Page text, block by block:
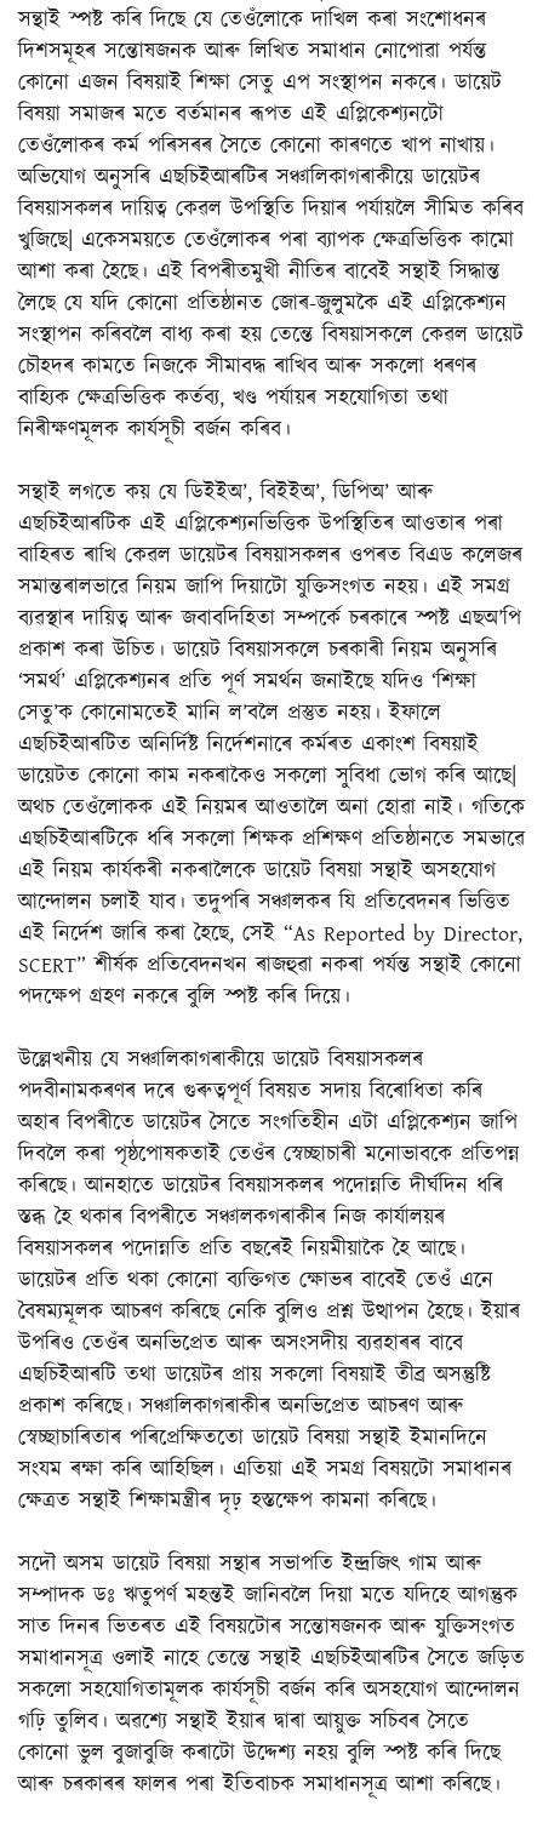
সন্থাই স্পষ্ট কৰি দিছে যে তেওঁলোকে দাখিল কৰা সংশোধনৰ
দিশসমূহৰ সন্তোষজনক আৰু লিখিত সমাধান নোপোৱা পৰ্যন্ত
কোনো এজন বিষয়াই শিক্ষা সেতু এপ সংস্থাপন নকৰে। ডায়েট
বিষয়া সমাজৰ মতে বৰ্তমানৰ ৰূপত এই এপ্লিকেশ্যনটো
তেওঁলোকৰ কৰ্ম পৰিসৰৰ সৈতে কোনো কাৰণতে খাপ নাখায়।
অভিযোগ অনুসৰি এছচিইআৰটিৰ সঞ্চালিকাগৰাকীয়ে ডায়েটৰ
বিষয়াসকলৰ দায়িত্ব কেৱল উপস্থিতি দিয়াৰ পৰ্যায়লৈ সীমিত কৰিব
খুজিছে| একেসময়তে তেওঁলোকৰ পৰা ব্যাপক ক্ষেত্ৰভিত্তিক কামো
আশা কৰা হৈছে। এই বিপৰীতমুখী নীতিৰ বাবেই সন্থাই সিদ্ধান্ত
লৈছে যে যদি কোনো প্ৰতিষ্ঠানত জোৰ-জুলুমকৈ এই এপ্লিকেশ্যন
সংস্থাপন কৰিবলৈ বাধ্য কৰা হয় তেন্তে বিষয়াসকলে কেৱল ডায়েট
চৌহদৰ কামতে নিজকে সীমাবদ্ধ ৰাখিব আৰু সকলো ধৰণৰ
বাহ্যিক ক্ষেত্ৰভিত্তিক কৰ্তব্য, খণ্ড পৰ্যায়ৰ সহযোগিতা তথা
নিৰীক্ষণমূলক কাৰ্যসূচী বৰ্জন কৰিব।
সন্থাই লগতে কয় যে ডিইইঅ’, বিইইঅ’, ডিপিঅ’ আৰু
এছচিইআৰটিক এই এপ্লিকেশ্যনভিত্তিক উপস্থিতিৰ আওতাৰ পৰা
বাহিৰত ৰাখি কেৱল ডায়েটৰ বিষয়াসকলৰ ওপৰত বিএড কলেজৰ
সমান্তৰালভাৱে নিয়ম জাপি দিয়াটো যুক্তিসংগত নহয়। এই সমগ্ৰ
ব্যৱস্থাৰ দায়িত্ব আৰু জবাবদিহিতা সম্পৰ্কে চৰকাৰে স্পষ্ট এছঅ’পি
প্ৰকাশ কৰা উচিত। ডায়েট বিষয়াসকলে চৰকাৰী নিয়ম অনুসৰি
‘সমৰ্থ’ এপ্লিকেশ্যনৰ প্ৰতি পূৰ্ণ সমৰ্থন জনাইছে যদিও ‘শিক্ষা
সেতু’ক কোনোমতেই মানি ল’বলৈ প্ৰস্তুত নহয়। ইফালে
এছচিইআৰটিত অনিৰ্দিষ্ট নিৰ্দেশনাৰে কৰ্মৰত একাংশ বিষয়াই
ডায়েটত কোনো কাম নকৰাকৈও সকলো সুবিধা ভোগ কৰি আছে|
অথচ তেওঁলোকক এই নিয়মৰ আওতালৈ অনা হোৱা নাই। গতিকে
এছচিইআৰটিকে ধৰি সকলো শিক্ষক প্ৰশিক্ষণ প্ৰতিষ্ঠানতে সমভাৱে
এই নিয়ম কাৰ্যকৰী নকৰালৈকে ডায়েট বিষয়া সন্থাই অসহযোগ
আন্দোলন চলাই যাব। তদুপৰি সঞ্চালকৰ যি প্ৰতিবেদনৰ ভিত্তিত
এই নিৰ্দেশ জাৰি কৰা হৈছে, সেই “As Reported by Director,
SCERT” শীৰ্ষক প্ৰতিবেদনখন ৰাজহুৱা নকৰা পৰ্যন্ত সন্থাই কোনো
পদক্ষেপ গ্ৰহণ নকৰে বুলি স্পষ্ট কৰি দিয়ে।
উল্লেখনীয় যে সঞ্চালিকাগৰাকীয়ে ডায়েট বিষয়াসকলৰ
পদবীনামকৰণৰ দৰে গুৰুত্বপূৰ্ণ বিষয়ত সদায় বিৰোধিতা কৰি
অহাৰ বিপৰীতে ডায়েটৰ সৈতে সংগতিহীন এটা এপ্লিকেশ্যন জাপি
দিবলৈ কৰা পৃষ্ঠপোষকতাই তেওঁৰ স্বেচ্ছাচাৰী মনোভাবকে প্ৰতিপন্ন
কৰিছে। আনহাতে ডায়েটৰ বিষয়াসকলৰ পদোন্নতি দীৰ্ঘদিন ধৰি
স্তব্ধ হৈ থকাৰ বিপৰীতে সঞ্চালকগৰাকীৰ নিজ কাৰ্যালয়ৰ
বিষয়াসকলৰ পদোন্নতি প্ৰতি বছৰেই নিয়মীয়াকৈ হৈ আছে।
ডায়েটৰ প্ৰতি থকা কোনো ব্যক্তিগত ক্ষোভৰ বাবেই তেওঁ এনে
বৈষম্যমূলক আচৰণ কৰিছে নেকি বুলিও প্ৰশ্ন উত্থাপন হৈছে। ইয়াৰ
উপৰিও তেওঁৰ অনভিপ্ৰেত আৰু অসংসদীয় ব্যৱহাৰৰ বাবে
এছচিইআৰটি তথা ডায়েটৰ প্ৰায় সকলো বিষয়াই তীব্ৰ অসন্তুষ্টি
প্ৰকাশ কৰিছে। সঞ্চালিকাগৰাকীৰ অনভিপ্ৰেত আচৰণ আৰু
স্বেচ্ছাচাৰিতাৰ পৰিপ্ৰেক্ষিততো ডায়েট বিষয়া সন্থাই ইমানদিনে
সংযম ৰক্ষা কৰি আহিছিল। এতিয়া এই সমগ্ৰ বিষয়টো সমাধানৰ
ক্ষেত্ৰত সন্থাই শিক্ষামন্ত্ৰীৰ দৃঢ় হস্তক্ষেপ কামনা কৰিছে।
সদৌ অসম ডায়েট বিষয়া সন্থাৰ সভাপতি ইন্দ্ৰজিত্‍ গাম আৰু
সম্পাদক ডঃ ঋতুপৰ্ণ মহন্তই জানিবলৈ দিয়া মতে যদিহে আগন্তুক
সাত দিনৰ ভিতৰত এই বিষয়টোৰ সন্তোষজনক আৰু যুক্তিসংগত
সমাধানসূত্ৰ ওলাই নাহে তেন্তে সন্থাই এছচিইআৰটিৰ সৈতে জড়িত
সকলো সহযোগিতামূলক কাৰ্যসূচী বৰ্জন কৰি অসহযোগ আন্দোলন
গঢ়ি তুলিব। অৱশ্যে সন্থাই ইয়াৰ দ্বাৰা আয়ুক্ত সচিবৰ সৈতে
কোনো ভুল বুজাবুজি কৰাটো উদ্দেশ্য নহয় বুলি স্পষ্ট কৰি দিছে
আৰু চৰকাৰৰ ফালৰ পৰা ইতিবাচক সমাধানসূত্ৰ আশা কৰিছে।